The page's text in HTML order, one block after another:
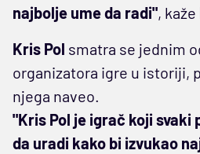
najbolje ume da radi", kaže
Kris Pol smatra se jednim
organizatora igre u istoriji,
njega naveo.
"Kris Pol je igrač koji svaki
da uradi kako bi izvukao